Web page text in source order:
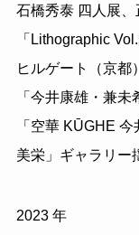
石橋秀泰 四人展、
「Lithographic
ヒルゲート（京都）
「今井康雄・兼
「空華 KŪGHE
美栄」ギャラリー
2023 年